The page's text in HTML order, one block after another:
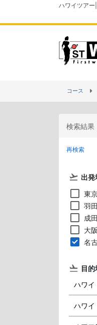
ハワイツアー
コース
検索結果
再検索
出発
東
羽田
成田
大
名
目的